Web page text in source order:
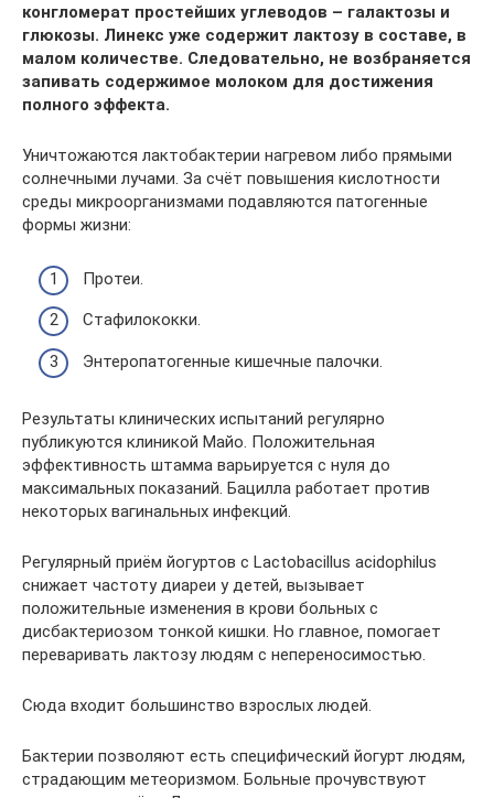
конгломерат простейших углеводов – галактозы и
глюкозы. Линекс уже содержит лактозу в составе, в
малом количестве. Следовательно, не возбраняется
запивать содержимое молоком для достижения
полного эффекта.
Уничтожаются лактобактерии нагревом либо прямыми
солнечными лучами. За счёт повышения кислотности
среды микроорганизмами подавляются патогенные
формы жизни:
Протеи.
Стафилококки.
Энтеропатогенные кишечные палочки.
Результаты клинических испытаний регулярно
публикуются клиникой Майо. Положительная
эффективность штамма варьируется с нуля до
максимальных показаний. Бацилла работает против
некоторых вагинальных инфекций.
Регулярный приём йогуртов с Lactobacillus acidophilus
снижает частоту диареи у детей, вызывает
положительные изменения в крови больных с
дисбактериозом тонкой кишки. Но главное, помогает
переваривать лактозу людям с непереносимостью.
Сюда входит большинство взрослых людей.
Бактерии позволяют есть специфический йогурт людям,
страдающим метеоризмом. Больные прочувствуют